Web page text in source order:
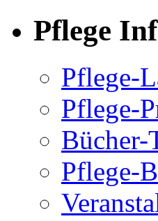
Pflege
Pflege-
Pflege-
Bücher-
Pflege-